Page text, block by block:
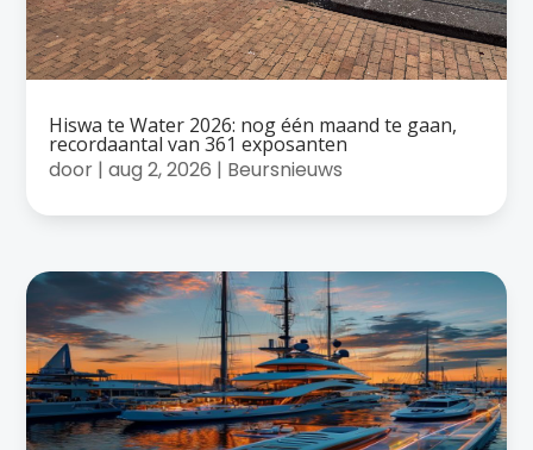
Hiswa te Water 2026: nog één maand te gaan,
recordaantal van 361 exposanten
door |aug 2, 2026 | Beursnieuws